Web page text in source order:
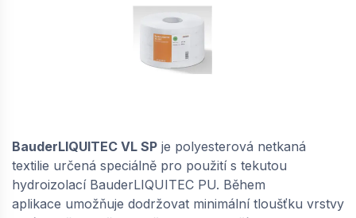
185,13Kč / m2
− +
BauderLIQUITEC VL SP je polyesterová netkaná
textilie určená speciálně pro použití s tekutou
hydroizolací BauderLIQUITEC PU. Během
aplikace umožňuje dodržovat minimální tloušťku vrstvy